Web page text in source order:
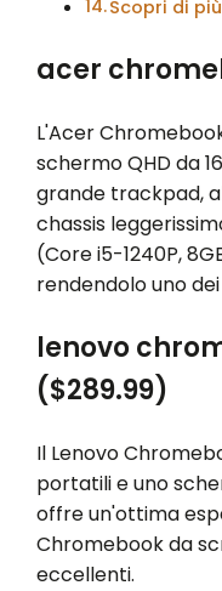
Scopri di
acer
L'Acer
schermo QHD da
grande trackpad,
chassis
(Core i5-1240P,
rendendolo uno
lenovo
($289.99)
Il Lenovo
portatili e uno
offre un'ottima
Chromebook da
eccellenti.